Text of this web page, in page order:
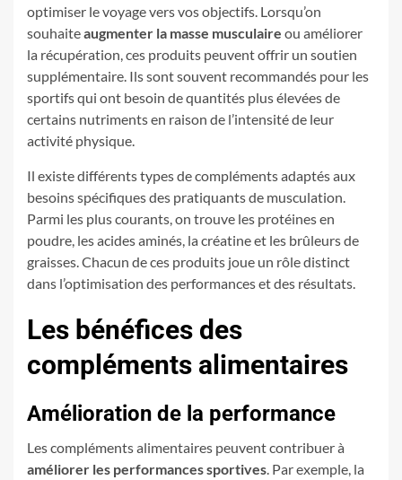
optimiser le voyage vers vos objectifs. Lorsqu’on
souhaiteaugmenter la masse musculaire ou améliorer
la récupération, ces produits peuvent offrir un soutien
supplémentaire. Ils sont souvent recommandés pour les
sportifs qui ont besoin de quantités plus élevées de
certains nutriments en raison de l’intensité de leur
activité physique.
Il existe différents types de compléments adaptés aux
besoins spécifiques des pratiquants de musculation.
Parmi les plus courants, on trouve les protéines en
poudre, les acides aminés, la créatine et les brûleurs de
graisses. Chacun de ces produits joue un rôle distinct
dans l’optimisation des performances et des résultats.
Les bénéfices des
compléments alimentaires
Amélioration de la performance
Les compléments alimentaires peuvent contribuer à
améliorer les performances sportives. Par exemple, la